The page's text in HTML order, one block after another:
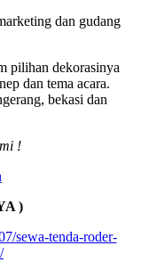
dan gudang
pilihan dekorasinya
dan tema acara.
bekasi dan
!
)
sewa-tenda-roder-